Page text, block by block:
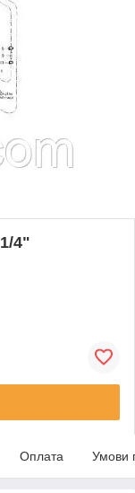
4"
Оплата Умови